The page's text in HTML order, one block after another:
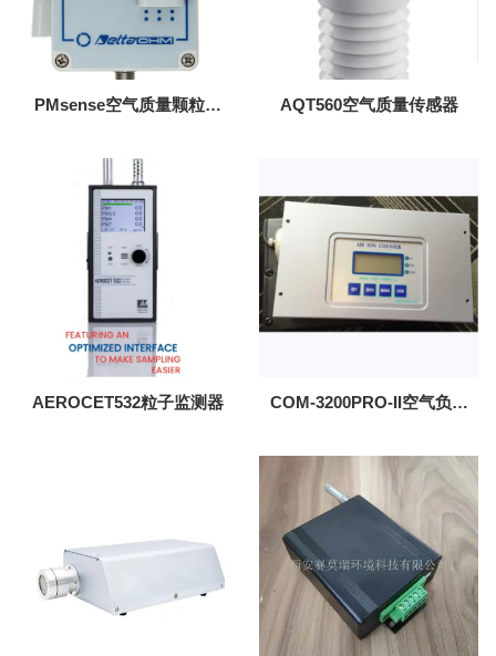
PMsense空气质量颗粒物
AQT560空气质量传感器
AEROCET532粒子监测器
COM-3200PRO-II空气负氧